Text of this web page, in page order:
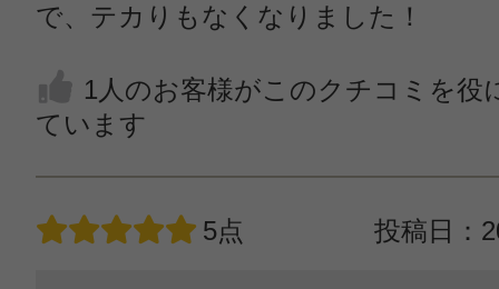
で、テカりもなくなりました！
1人のお客様がこのクチコミを役
ています
5点 投稿日：